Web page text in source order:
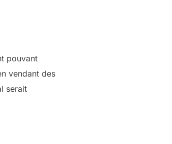
pouvant
vendant des
serait